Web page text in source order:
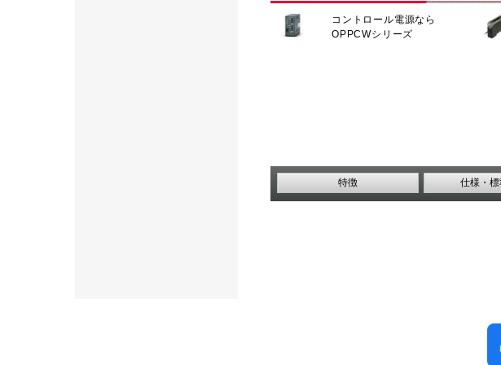
コントロール電源なら
OPPCWシリーズ
特徴 仕様・